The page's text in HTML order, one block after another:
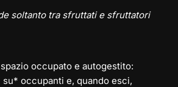
soltanto tra sfruttati e sfruttatori
occupato e autogestito:
occupanti e, quando esci,